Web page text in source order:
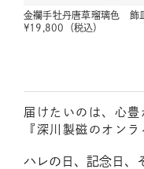
金襴手牡丹唐草瑠璃色 飾
¥19,800 （税込）
届けたいのは、心豊
『深川製磁のオン
ハレの日、記念日、